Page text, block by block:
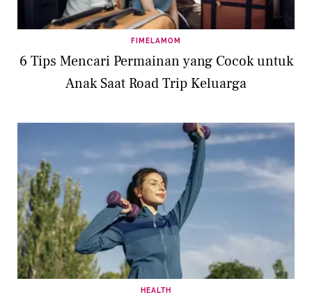
FIMELAMOM
6 Tips Mencari Permainan yang Cocok untuk
Anak Saat Road Trip Keluarga
HEALTH